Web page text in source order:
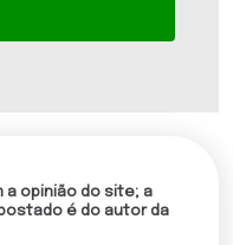
a opinião do site; a
é do autor da